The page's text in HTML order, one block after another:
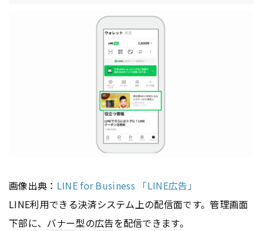
画像出典： LINE for Business 「LINE広告」
LINE利用できる決済システム上の配信面です。管理画面
下部に、 バナー型の広告を配信できます。